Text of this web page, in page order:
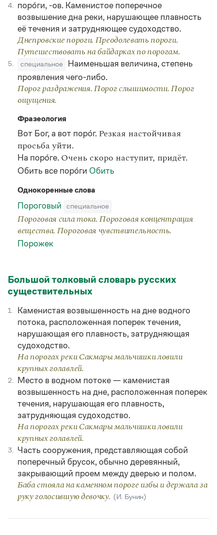
Издательство
Словари
Научпоп
Учебники и справочники
Все книги
Большой толковый словарь русских
существительных
1.
Каменистая возвышенность на дне водного
потока, расположенная поперек течения,
нарушающая его плавность, затрудняющая
судоходство.
На порогах реки Сакмары мальчишки ловили
крупных голавлей.
2.
Место в водном потоке — каменистая
возвышенность на дне, расположенная поперек
течения, нарушающая его плавность,
затрудняющая судоходство.
На порогах реки Сакмары мальчишки ловили
крупных голавлей.
3.
Часть сооружения, представляющая собой
поперечный брусок, обычно деревянный,
закрывающий проем между дверью и полом.
Баба стояла на каменном пороге избы и держала за
руку голосившую девочку. (И. Бунин)
4.
поро́ги, -ов. Каменистое поперечное
возвышение дна реки, нарушающее плавность
её течения и затрудняющее судоходство.
Днепровские пороги. Преодолевать пороги.
Путешествовать на байдарках по порогам.
5. специальное
Наименьшая величина, степень
проявления чего-либо.
Порог раздражения. Порог слышимости. Порог
ощущения.
Фразеология
Вот Бог, а вот поро́г. Резкая настойчивая
просьба уйти.
На поро́ге. Очень скоро наступит, придёт.
Обить все поро́ги Обить
Однокоренные слова
Пороговый специальное
Пороговая сила тока. Пороговая концентрация
вещества. Пороговая чувствительность.
Порожек